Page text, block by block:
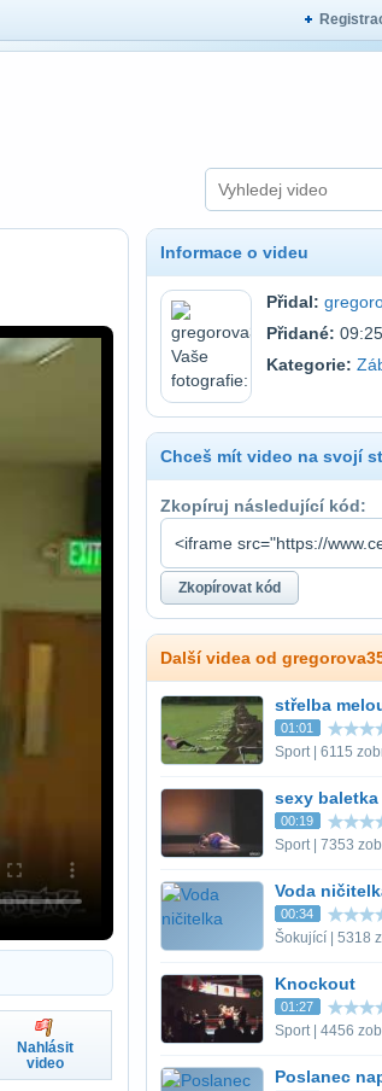
Nahlásit
video
Informace o videu
Přidal:
Přidané:
Kategorie:
Chceš mít video na svojí
Zkopíruj následující kód:
Další videa od
střelba
01:01
Sport | 6115
sexy baletka
00:19
Sport | 7353
Voda
00:34
Šokující | 5318
Knockout
01:27
Sport | 4456
Poslanec